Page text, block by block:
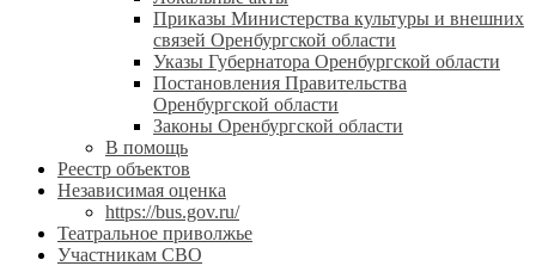
Приказы Министерства культуры и внешних
связей Оренбургской области
Указы Губернатора Оренбургской области
Постановления Правительства
Оренбургской области
Законы Оренбургской области
В помощь
Реестр объектов
Независимая оценка
https://bus.gov.ru/
Театральное приволжье
Участникам СВО